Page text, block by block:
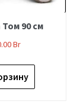
90 см
Br